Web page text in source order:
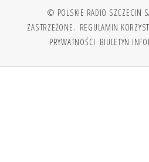
© POLSKIE RADIO SZCZECIN
ZASTRZEŻONE. REGULAMIN
PRYWATNOŚCI BIULETYN